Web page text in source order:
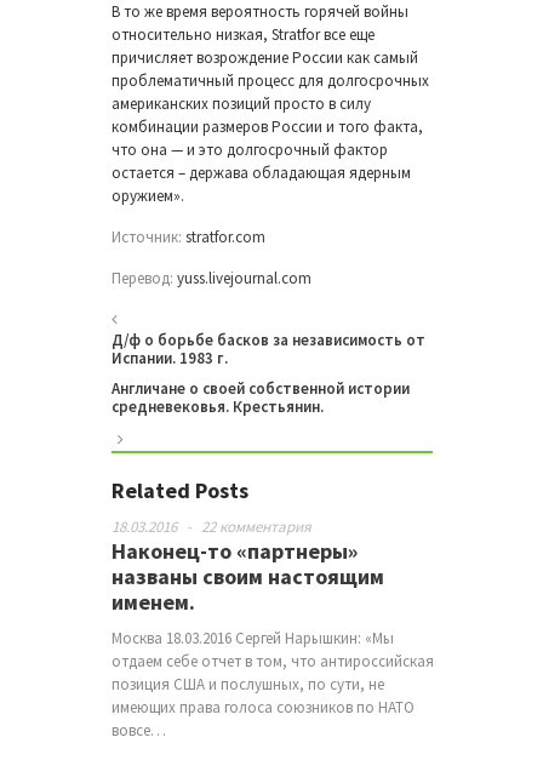
В то же время вероятность горячей войны
относительно низкая, Stratfor все еще
причисляет возрождение России как самый
проблематичный процесс для долгосрочных
американских позиций просто в силу
комбинации размеров России и того факта,
что она — и это долгосрочный фактор
остается – держава обладающая ядерным
оружием».
Источник: stratfor.com
Перевод: yuss.livejournal.com
Д/ф о борьбе басков за независимость от
Испании. 1983 г.
Англичане о своей собственной истории
средневековья. Крестьянин.
Related Posts
18.03.2016 - 22 комментария
Наконец-то «партнеры»
названы своим настоящим
именем.
Москва 18.03.2016 Сергей Нарышкин: «Мы
отдаем себе отчет в том, что антироссийская
позиция США и послушных, по сути, не
имеющих права голоса союзников по НАТО
вовсе…